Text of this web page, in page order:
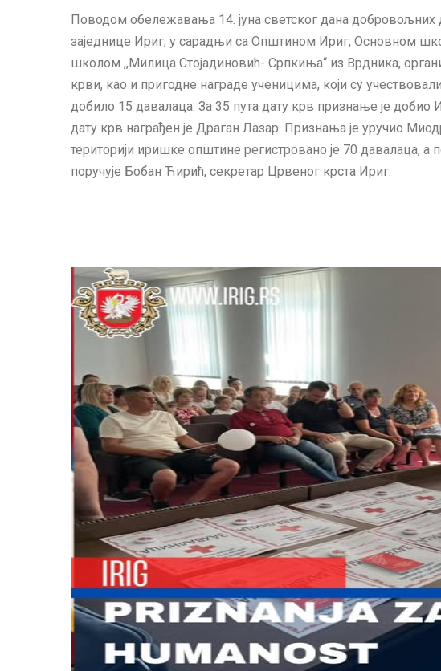
Поводом обележавања 14. јуна светског дана
заједнице Ириг, у сарадњи са Општином Ириг, Основном
школом ,,Милица Стојадиновић- Српкиња“ из Врдника,
крви, као и пригодне награде ученицима, који су
добило 15 давалаца. За 35 пута дату крв признање је добио
дату крв награђен је Драган Лазар. Признања је уручио
територији иришке општине регистровано је 70 давалаца, а
поручује Бобан Ћирић, секретар Црвеног крста Ириг.